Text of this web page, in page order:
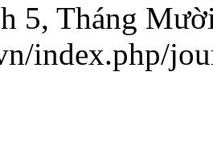
5, Tháng
index.php/